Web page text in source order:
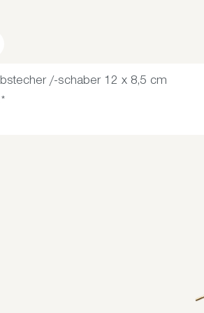
/-schaber 12 x 8,5 cm